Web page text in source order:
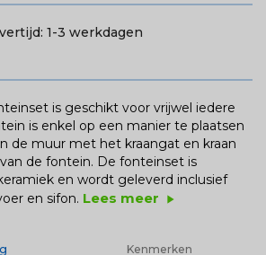
1-3 werkdagen
is geschikt voor vrijwel iedere
is enkel op een manier te plaatsen
de muur met het kraangat en kraan
de fontein. De fonteinset is
en wordt geleverd inclusief
en sifon. Lees meer play_arrow
Kenmerken